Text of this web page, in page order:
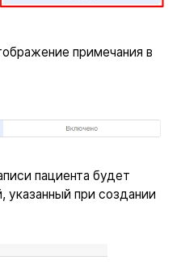
примечания в
пациента будет
указанный при создании